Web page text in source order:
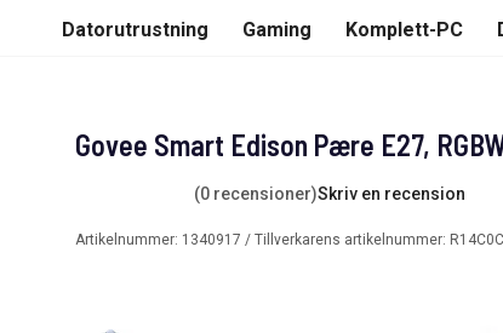
Datorutrustning Gaming Komplett-PC
Govee Smart Edison Pære E27,
(0 recensioner)Skriv en recension
Artikelnummer: 1340917 / Tillverkarens artikelnummer: